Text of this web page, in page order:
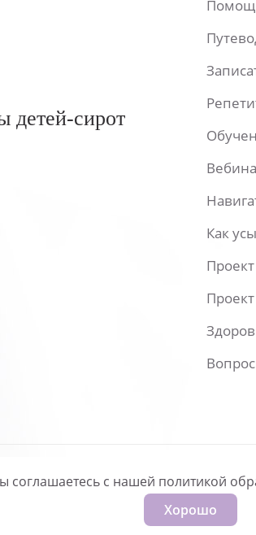
детей-сирот
Как
соглашаетесь с нашей политикой
Хорошо